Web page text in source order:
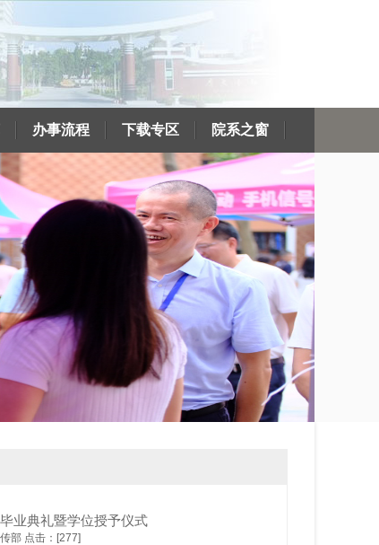
办事流程 下载专区 院系之窗
业典礼暨学位授予仪式
部 点击：[277]